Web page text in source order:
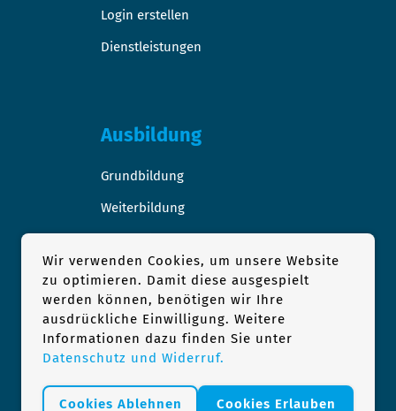
Login erstellen
Dienstleistungen
Ausbildung
Grundbildung
Weiterbildung
Podologie
Podologie Praxis finden
Wir verwenden Cookies, um unsere Website
zu optimieren. Damit diese ausgespielt
werden können, benötigen wir Ihre
ausdrückliche Einwilligung. Weitere
Informationen dazu finden Sie unter
Datenschutz und Widerruf.
Cookies Ablehnen Cookies Erlauben